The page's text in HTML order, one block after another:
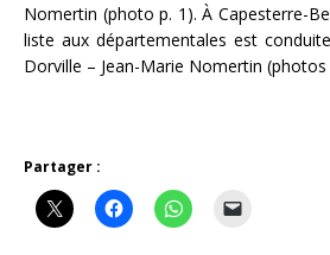
Nomertin (photo p. 1). À Capesterre-
liste aux départementales est
Dorville – Jean-Marie Nomertin (photos
Partager :